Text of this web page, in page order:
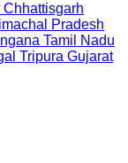
Chhattisgarh
Pradesh
Tamil Nadu
Tripura Gujarat